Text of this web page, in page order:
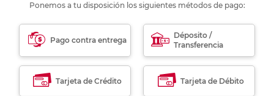
Ponemos a tu disposición los siguientes métodos de pago:
Pago contra entrega
Déposito /
Transferencia
Tarjeta de Crédito Tarjeta de Débito